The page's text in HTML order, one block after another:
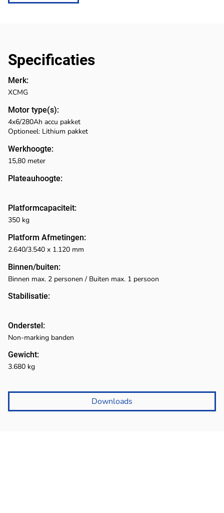
Specificaties
Downloads
Merk:
Motor type(s):
Werkhoogte:
Plateauhoogte:
Platformcapaciteit:
Platform Afmetingen:
Binnen/buiten:
Stabilisatie:
Onderstel:
Gewicht:
XCMG
4x6/280Ah accu pakket
Optioneel: Lithium pakket
15,80 meter
350 kg
2.640/3.540 x 1.120 mm
Binnen max. 2 personen / Buiten max. 1 persoon
Non-marking banden
3.680 kg